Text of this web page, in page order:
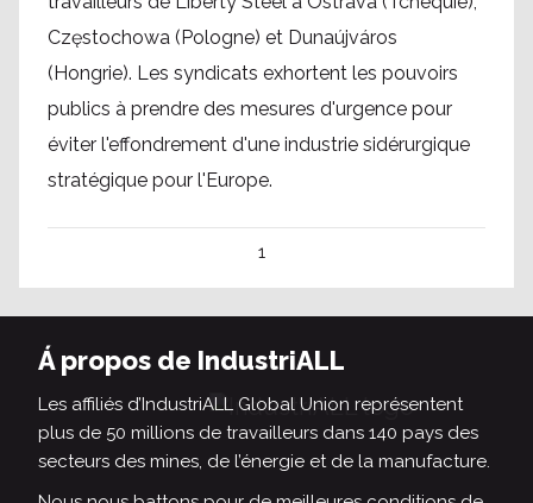
Częstochowa (Pologne) et Dunaújváros
(Hongrie). Les syndicats exhortent les pouvoirs
publics à prendre des mesures d'urgence pour
éviter l'effondrement d'une industrie sidérurgique
stratégique pour l'Europe.
1
Á propos de IndustriALL
Les affiliés d’IndustriALL Global Union représentent
plus de 50 millions de travailleurs dans 140 pays des
secteurs des mines, de l’énergie et de la manufacture.